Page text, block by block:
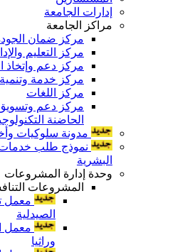
إدارات الجامعة
مراكز الجامعة
مركز ضمان الجودة
مركز التعليم
مركز دعم وإتخاذ
مركز خدمة
مركز اللغات
مركز دعم وتسويق
الحاضنة
مدونة سلوكيات
نموذج طلب خدمات
البشرية
وحدة إدارة المشروعات
المشروعات
معمل
الصيدلية
معمل
وراثيا